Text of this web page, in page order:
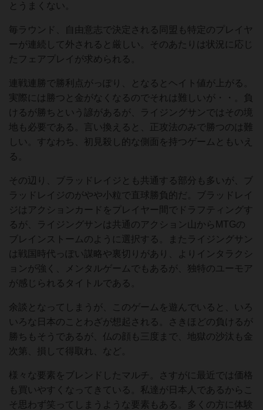
とうまくない。
毎ラウンド、自由意志で決定される同盟も特定のプレイヤ
ーが連続して外されると厳しい。そのあたりは状況に応じ
たフェアプレイが求められる。
連戦連勝で勝利点がっぽり、となるとヘイト値が上がる。
実際には勝つと金がなくなるのでそれは難しいが・・。負
けるが勝ちという諺があるが、ライジングサンではその境
地も必要である。言い換えると、正攻法のみで勝つのは難
しい。すなわち、初見殺し的な側面を持つゲームともいえ
る。
その辺り、ブラッドレイジとも共通する部分も多いが、ブ
ラッドレイジのがやや小粒で直球勝負的だ。ブラッドレイ
ジはアクションカードをプレイヤー間でドラフティングす
るが、ライジングサンは共通のアクション山からMTGの
ブレインストームのように選択する。またライジングサン
は戦国時代っぽい謀略や裏切りがあり、よりインタラクシ
ョンが強く、メンタルゲームでもあるが、独特のユーモア
が感じられるタイトルである。
余談となってしまうが、このゲームを遊んでいると、いろ
いろな日本のことわざが想起される。さきほどの負けるが
勝ちもそうであるが、仏の顔も三度まで、地獄の沙汰も金
次第、損して得取れ、など。
様々な要素をブレンドしたマルチ。さすがに最近では価格
も買いやすくなってきている。私達が日本人であるからこ
そ思わず笑ってしまうような要素もある。多くの方に体験